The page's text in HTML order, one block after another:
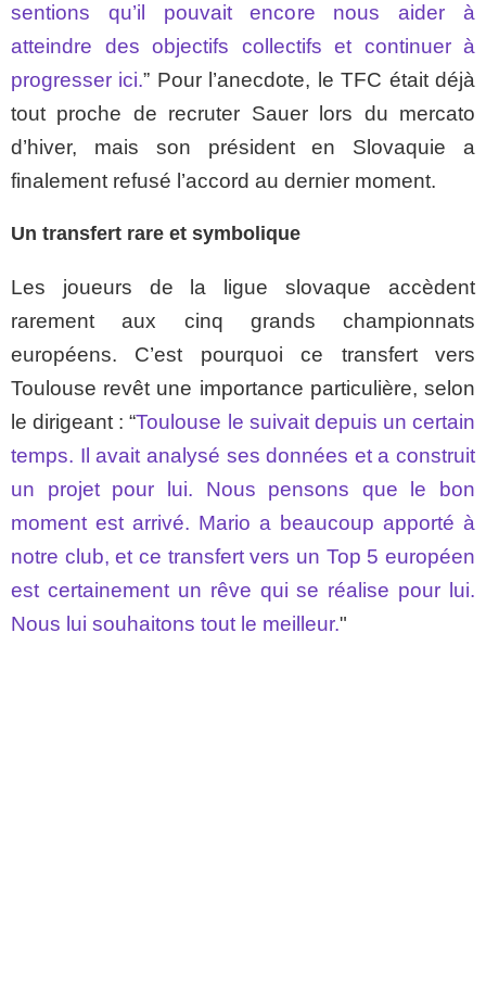
sentions qu’il pouvait encore nous aider à
atteindre des objectifs collectifs et continuer à
progresser ici.” Pour l’anecdote, le TFC était déjà
tout proche de recruter Sauer lors du mercato
d’hiver, mais son président en Slovaquie a
finalement refusé l’accord au dernier moment.
Un transfert rare et symbolique
Les joueurs de la ligue slovaque accèdent
rarement aux cinq grands championnats
européens. C’est pourquoi ce transfert vers
Toulouse revêt une importance particulière, selon
le dirigeant : “Toulouse le suivait depuis un certain
temps. Il avait analysé ses données et a construit
un projet pour lui. Nous pensons que le bon
moment est arrivé. Mario a beaucoup apporté à
notre club, et ce transfert vers un Top 5 européen
est certainement un rêve qui se réalise pour lui.
Nous lui souhaitons tout le meilleur."